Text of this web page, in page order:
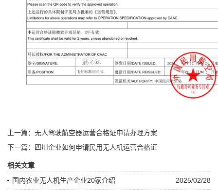
上一篇：无人驾驶航空器运营合格证申请办理方案
下一篇：四川企业如何申请民用无人机运营合格证
相关文章
2025/02/28
国内农业无人机生产企业20家介绍